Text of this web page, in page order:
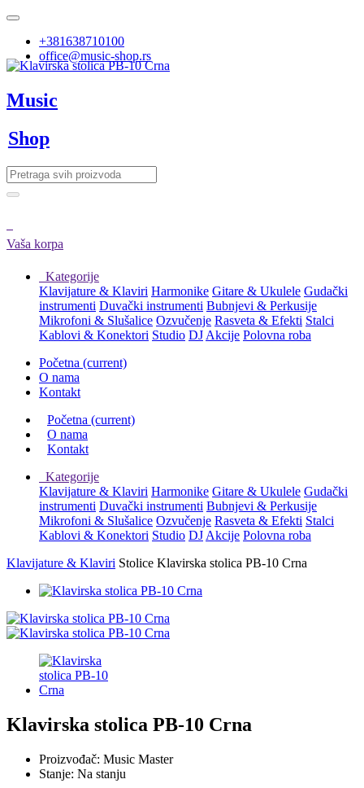
+381638710100
office@music-shop.rs
Music
Shop
Vaša korpa
Kategorije
Klavijature & Klaviri Harmonike Gitare & Ukulele Gudački
instrumenti Duvački instrumenti Bubnjevi & Perkusije
Mikrofoni & Slušalice Ozvučenje Rasveta & Efekti Stalci
Kablovi & Konektori Studio DJ Akcije Polovna roba
Početna (current)
O nama
Kontakt
Početna (current)
O nama
Kontakt
Kategorije
Klavijature & Klaviri Harmonike Gitare & Ukulele Gudački
instrumenti Duvački instrumenti Bubnjevi & Perkusije
Mikrofoni & Slušalice Ozvučenje Rasveta & Efekti Stalci
Kablovi & Konektori Studio DJ Akcije Polovna roba
Klavijature & Klaviri Stolice Klavirska stolica PB-10 Crna
Klavirska stolica PB-10 Crna
Proizvođač: Music Master
Stanje: Na stanju